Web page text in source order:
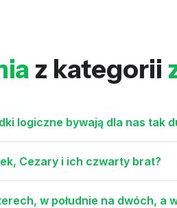
z kategorii
logiczne bywają dla nas tak
Cezary i ich czwarty brat?
w południe na dwóch, a